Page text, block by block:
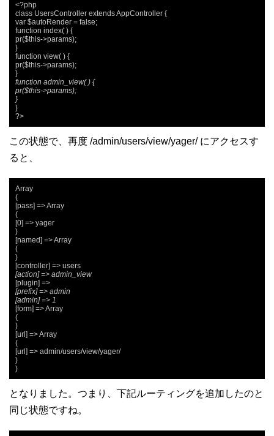
<?php
class UsersController extends AppController {
var $autoRender = false;
function index( ) {
pr($this->params);
}
function view( ) {
pr($this->params);
function admin_view( ) {
pr($this->params);
}
}
?>
この状態で、再度 /admin/users/view/yager/ にアクセスす
ると、
Array
(
[pass] => Array
(
[0] => yager
)
[named] => Array
(
)
[action] => admin_view
[prefix] => admin
[admin] => 1
[form] => Array
(
)
[url] => Array
(
[url] => admin/users/view/yager/
)
)
となりました。つまり、下記ルーティングを追加したのと
同じ状態ですね。